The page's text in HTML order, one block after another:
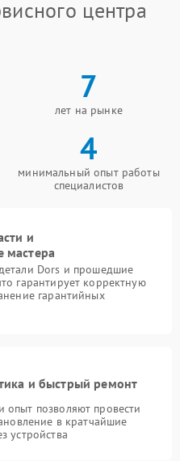
центра
7
лет на рынке
4
минимальный опыт работы
специалистов
и
мастера
Dors и прошедшие
гарантирует корректную
гарантийных
и быстрый ремонт
позволяют провести
в кратчайшие
устройства